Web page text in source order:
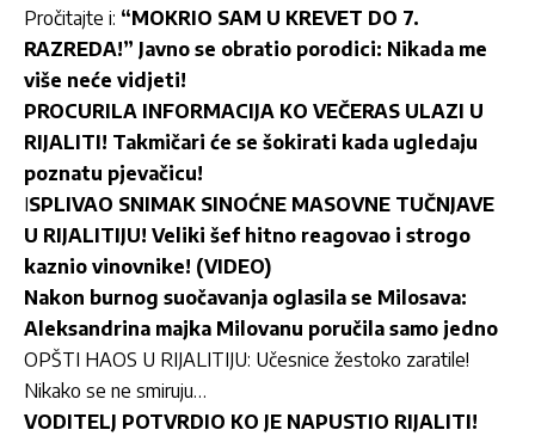
Pročitajte i: “MOKRIO SAM U KREVET DO 7.
RAZREDA!” Javno se obratio porodici: Nikada me
više neće vidjeti!
PROCURILA INFORMACIJA KO VEČERAS ULAZI U
RIJALITI! Takmičari će se šokirati kada ugledaju
poznatu pjevačicu!
ISPLIVAO SNIMAK SINOĆNE MASOVNE TUČNJAVE
U RIJALITIJU! Veliki šef hitno reagovao i strogo
kaznio vinovnike! (VIDEO)
Nakon burnog suočavanja oglasila se Milosava:
Aleksandrina majka Milovanu poručila samo jedno
OPŠTI HAOS U RIJALITIJU: Učesnice žestoko zaratile!
Nikako se ne smiruju…
VODITELJ POTVRDIO KO JE NAPUSTIO RIJALITI!